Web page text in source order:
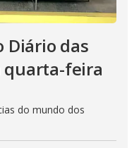
Diário das
quarta-feira
do mundo dos